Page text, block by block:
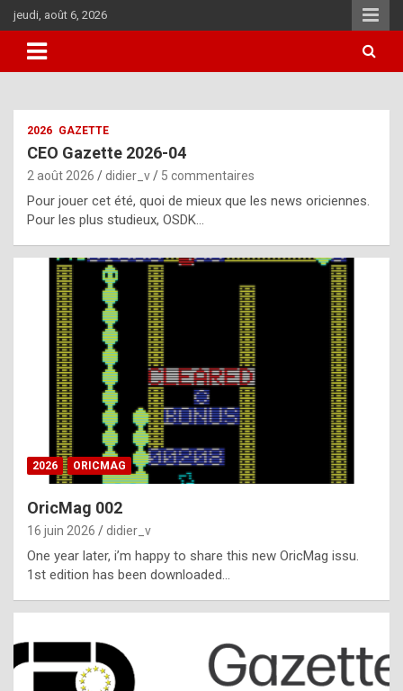
Aller
au
contenu
jeudi, août 6, 2026
i
u
l
y
d
i
ff
i
l
t
t
s
2026 GAZETTE
CEO Gazette 2026-04
2 août 2026 didier_v 5 commentaires
Pour jouer cet été, quoi de mieux que les news oriciennes.
Pour les plus studieux, OSDK…
2026 ORICMAG
OricMag 002
16 juin 2026 didier_v
One year later, i’m happy to share this new OricMag issu.
1st edition has been downloaded…